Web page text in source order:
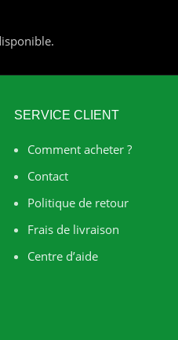
SERVICE CLIENT
Comment acheter ?
Contact
Politique de retour
Frais de livraison
Centre d’aide